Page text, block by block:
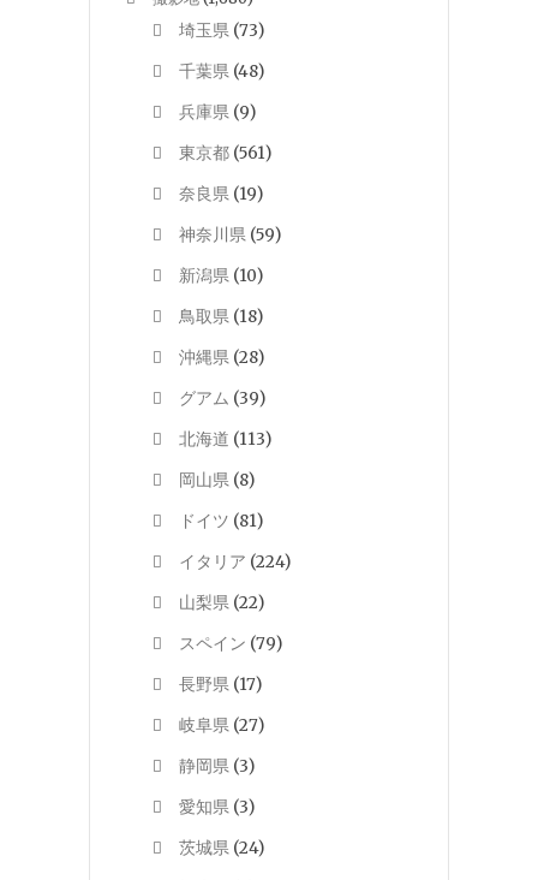
埼玉県 (73)
千葉県 (48)
兵庫県 (9)
東京都 (561)
奈良県 (19)
神奈川県 (59)
新潟県 (10)
鳥取県 (18)
沖縄県 (28)
グアム (39)
北海道 (113)
岡山県 (8)
ドイツ (81)
イタリア (224)
山梨県 (22)
スペイン (79)
長野県 (17)
岐阜県 (27)
静岡県 (3)
愛知県 (3)
茨城県 (24)